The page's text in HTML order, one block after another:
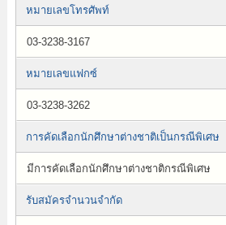
หมายเลขโทรศัพท์
03-3238-3167
หมายเลขแฟกซ์
03-3238-3262
การคัดเลือกนักศึกษาต่างชาติเป็นกรณีพิเศษ
มีการคัดเลือกนักศึกษาต่างชาติกรณีพิเศษ
รับสมัครจำนวนจำกัด